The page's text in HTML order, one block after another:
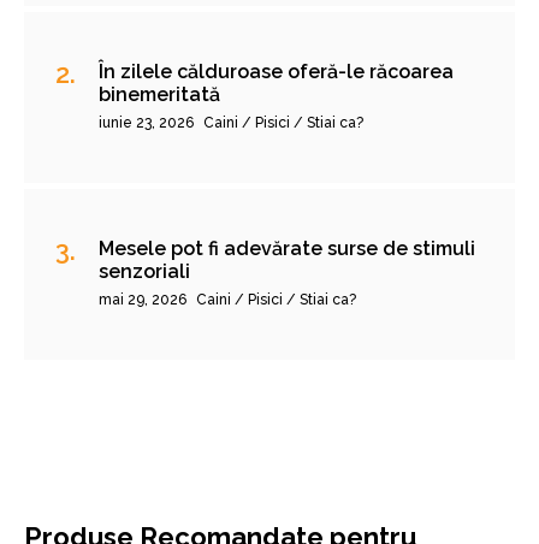
În zilele călduroase oferă-le răcoarea
binemeritată
iunie 23, 2026 Caini / Pisici / Stiai ca?
Mesele pot fi adevărate surse de stimuli
senzoriali
mai 29, 2026 Caini / Pisici / Stiai ca?
Produse Recomandate pentru